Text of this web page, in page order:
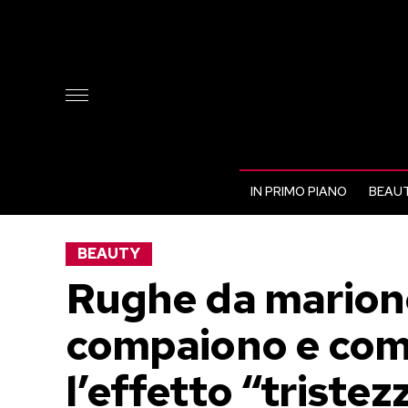
IN PRIMO PIANO
BEAUTY
Rughe da
compaiono e
l’effetto